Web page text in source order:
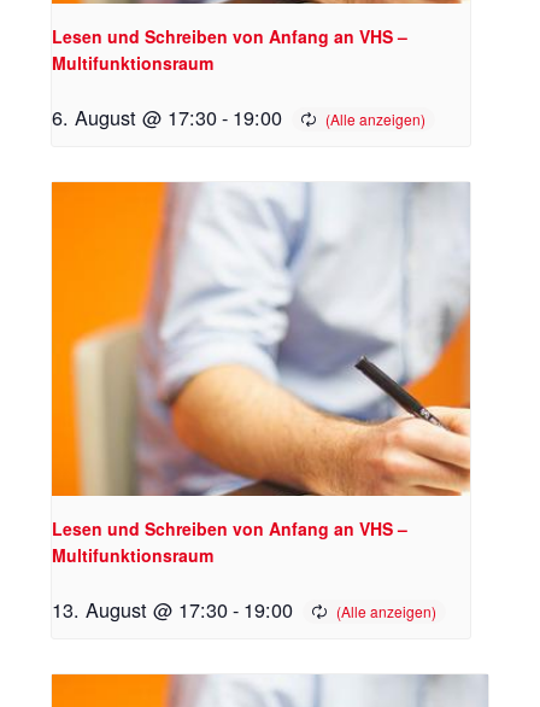
Lesen und Schreiben von Anfang an VHS –
Multifunktionsraum
6. August @ 17:30- 19:00
Lesen und Schreiben von Anfang an VHS –
Multifunktionsraum
13. August @ 17:30- 19:00